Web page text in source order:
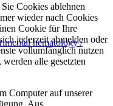
hematology /
Cookies ablehnen
wieder nach Cookies
Cookie für Ihre
jederzeit abmelden oder
vollumfänglich nutzen
alle gesetzten
Computer auf unserer
Aus